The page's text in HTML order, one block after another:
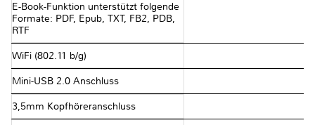
E-Book-Funktion unterstützt folgende
Formate: PDF, Epub, TXT, FB2, PDB,
RTF
WiFi (802.11 b/g)
Mini-USB 2.0 Anschluss
3,5mm Kopfhöreranschluss